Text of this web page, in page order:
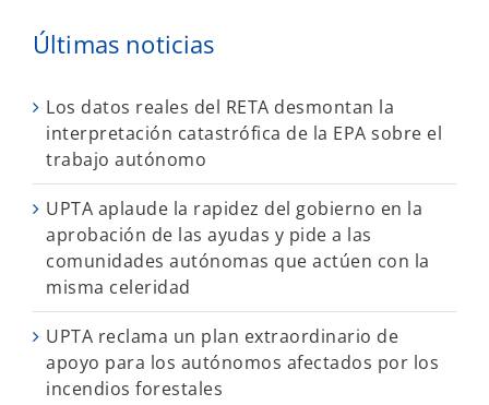
Últimas noticias
Los datos reales del RETA desmontan la
interpretación catastrófica de la EPA sobre el
trabajo autónomo
UPTA aplaude la rapidez del gobierno en la
aprobación de las ayudas y pide a las
comunidades autónomas que actúen con la
misma celeridad
UPTA reclama un plan extraordinario de
apoyo para los autónomos afectados por los
incendios forestales